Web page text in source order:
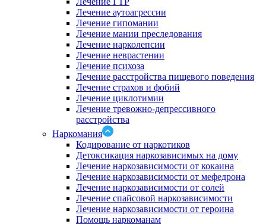
Лечение аутоагрессии
Лечение гипомании
Лечение мании преследования
Лечение нарколепсии
Лечение неврастении
Лечение психоза
Лечение расстройства пищевого поведения
Лечение страхов и фобий
Лечение циклотимии
Лечение тревожно-депрессивного
расстройства
Наркомания
Кодирование от наркотиков
Детоксикация наркозависимых на дому
Лечение наркозависимости от кокаина
Лечение наркозависимости от мефедрона
Лечение наркозависимости от солей
Лечение спайсовой наркозависимости
Лечение наркозависимости от героина
Помощь наркоманам